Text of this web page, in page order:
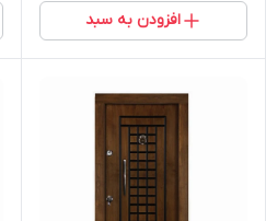
افزودن به سبد